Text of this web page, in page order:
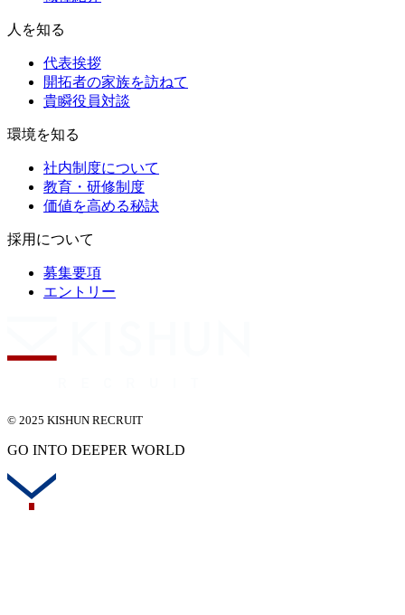
人を知る
代表挨拶
開拓者の家族を訪ねて
貴瞬役員対談
環境を知る
社内制度について
教育・研修制度
価値を高める秘訣
採用について
募集要項
エントリー
© 2025 KISHUN RECRUIT
GO INTO DEEPER WORLD